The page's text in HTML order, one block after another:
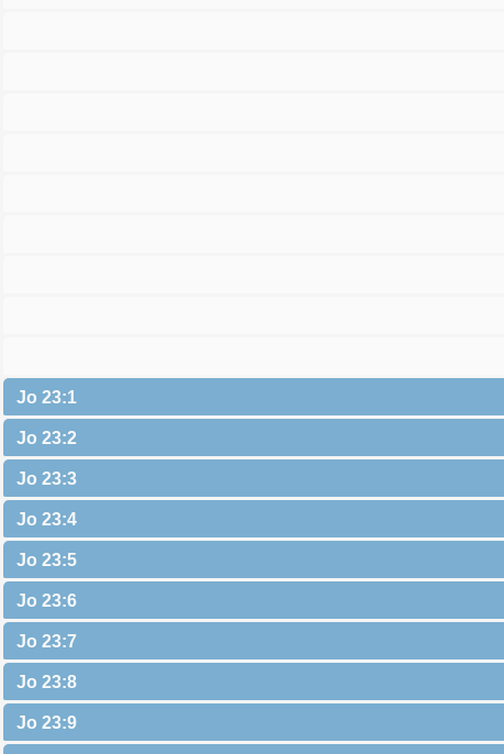
Jo 23:1
Jo 23:2
Jo 23:3
Jo 23:4
Jo 23:5
Jo 23:6
Jo 23:7
Jo 23:8
Jo 23:9